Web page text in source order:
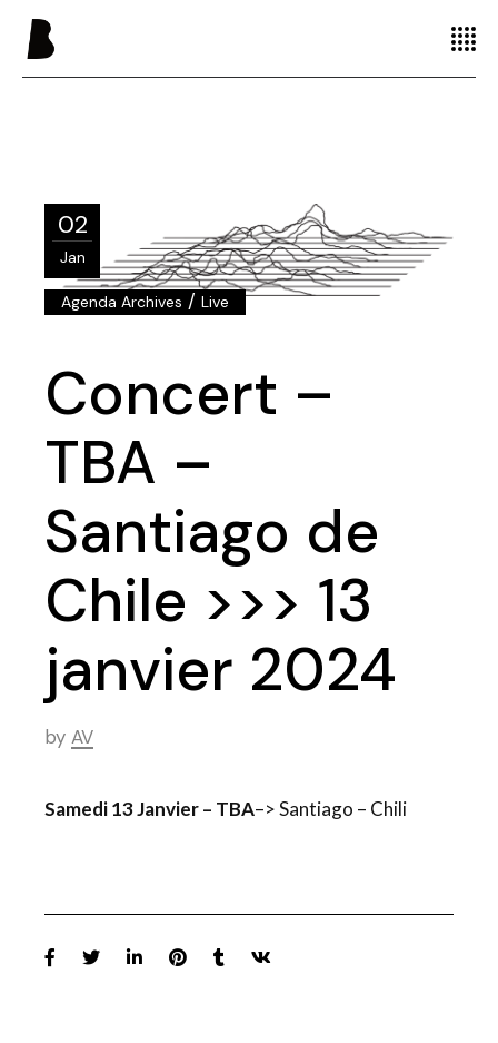
02
Jan
Agenda Archives /Live
Concert –
TBA –
Santiago de
Chile >>> 13
janvier 2024
by AV
Samedi 13 Janvier – TBA–> Santiago – Chili